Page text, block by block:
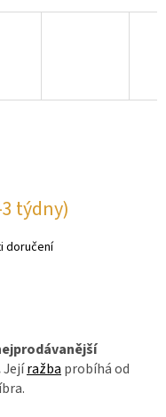
týdny)
doručení
Jejíražbaprobíhá od